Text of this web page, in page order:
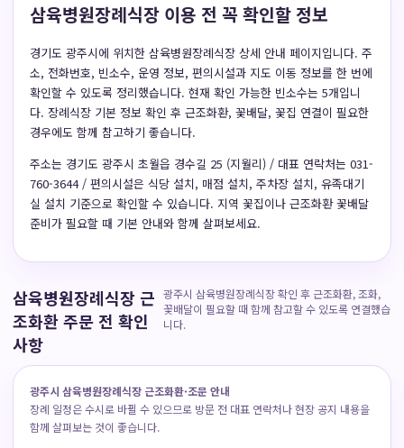
삼육병원장례식장 이용 전 꼭 확인할 정보
경기도 광주시에 위치한 삼육병원장례식장 상세 안내 페이지입니다. 주
소, 전화번호, 빈소수, 운영 정보, 편의시설과 지도 이동 정보를 한 번에
확인할 수 있도록 정리했습니다. 현재 확인 가능한 빈소수는 5개입니
다. 장례식장 기본 정보 확인 후 근조화환, 꽃배달, 꽃집 연결이 필요한
경우에도 함께 참고하기 좋습니다.
주소는 경기도 광주시 초월읍 경수길 25 (지월리) / 대표 연락처는 031-
760-3644 / 편의시설은 식당 설치, 매점 설치, 주차장 설치, 유족대기
실 설치 기준으로 확인할 수 있습니다. 지역 꽃집이나 근조화환 꽃배달
준비가 필요할 때 기본 안내와 함께 살펴보세요.
삼육병원장례식장 근
조화환 주문 전 확인
사항
광주시 삼육병원장례식장 확인 후 근조화환, 조화,
꽃배달이 필요할 때 함께 참고할 수 있도록 연결했습
니다.
광주시 삼육병원장례식장 근조화환·조문 안내
장례 일정은 수시로 바뀔 수 있으므로 방문 전 대표 연락처나 현장 공지 내용을
함께 살펴보는 것이 좋습니다.